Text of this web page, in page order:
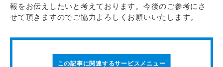
報をお伝えしたいと考えております。今後のご参考にさ
せて頂きますのでご協力よろしくお願いいたします。
この記事に関連するサービスメニュー